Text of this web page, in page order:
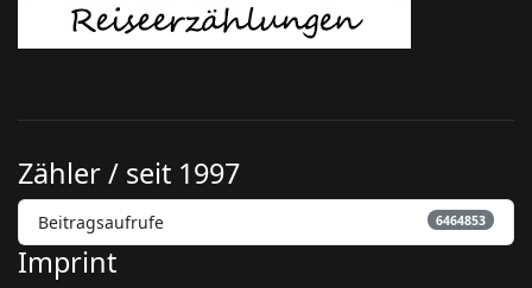
Zähler / seit 1997
Beitragsaufrufe 6464853
Imprint